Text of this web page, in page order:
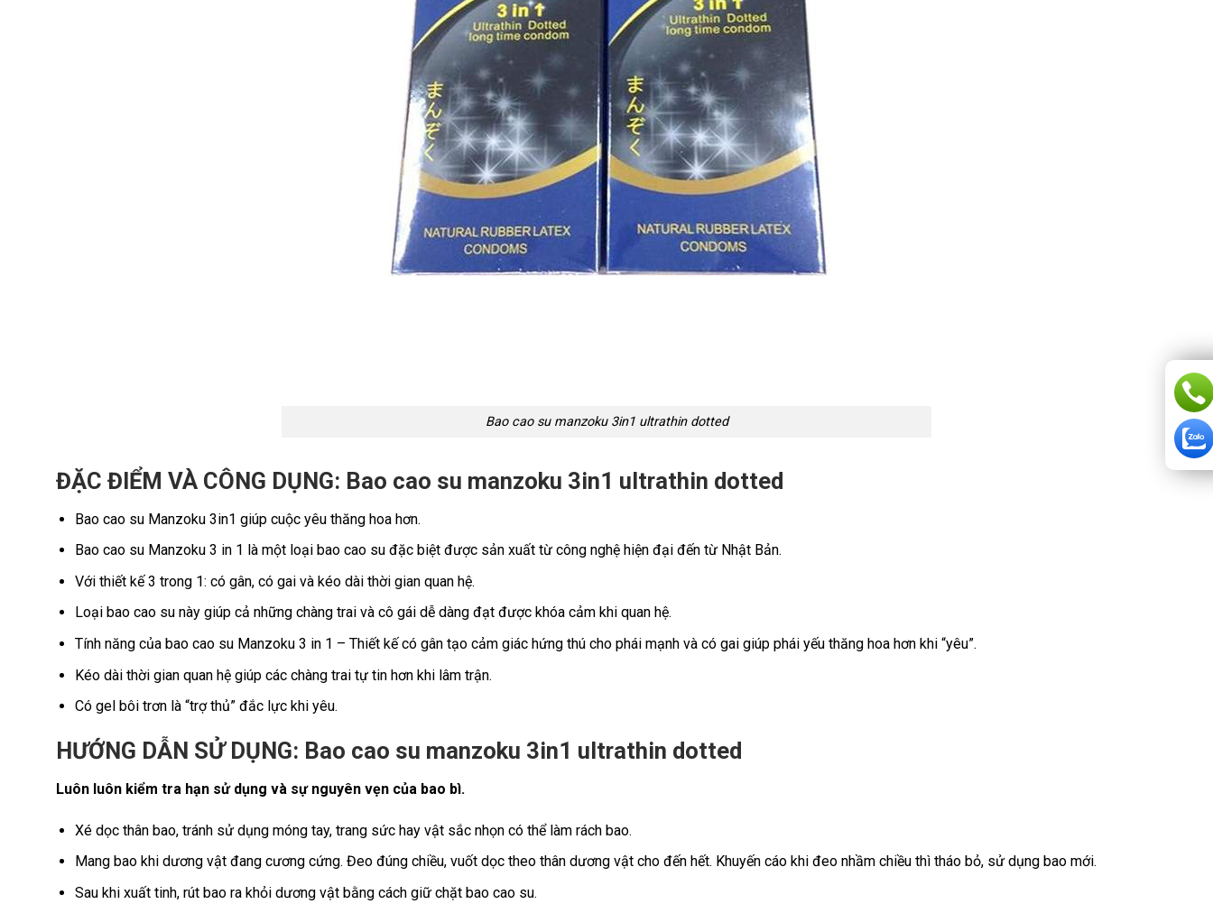
Bao cao su manzoku 3in1 ultrathin dotted
ĐẶC ĐIỂM VÀ CÔNG DỤNG: Bao cao su manzoku 3in1 ultrathin dotted
Bao cao su Manzoku 3in1 giúp cuộc yêu thăng hoa hơn.
Bao cao su Manzoku 3 in 1 là một loại bao cao su đặc biệt được sản xuất từ công nghệ hiện đại đến từ Nhật Bản.
Với thiết kế 3 trong 1: có gân, có gai và kéo dài thời gian quan hệ.
Loại bao cao su này giúp cả những chàng trai và cô gái dễ dàng đạt được khóa cảm khi quan hệ.
Tính năng của bao cao su Manzoku 3 in 1 – Thiết kế có gân tạo cảm giác hứng thú cho phái mạnh và có gai giúp phái yếu thăng hoa hơn khi “yêu”.
Kéo dài thời gian quan hệ giúp các chàng trai tự tin hơn khi lâm trận.
Có gel bôi trơn là “trợ thủ” đắc lực khi yêu.
HƯỚNG DẪN SỬ DỤNG: Bao cao su manzoku 3in1 ultrathin dotted
Luôn luôn kiểm tra hạn sử dụng và sự nguyên vẹn của bao bì.
Xé dọc thân bao, tránh sử dụng móng tay, trang sức hay vật sắc nhọn có thể làm rách bao.
Mang bao khi dương vật đang cương cứng. Đeo đúng chiều, vuốt dọc theo thân dương vật cho đến hết. Khuyến cáo khi đeo nhầm chiều thì tháo bỏ, sử dụng bao mới.
Sau khi xuất tinh, rút bao ra khỏi dương vật bằng cách giữ chặt bao cao su.